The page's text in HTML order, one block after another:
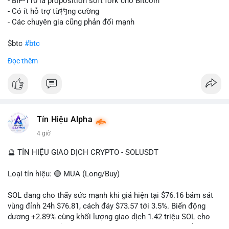
gây sốc thanh khoản tức thời, nhưng vẫn đủ sức tạo biến động
tâm lý ngắn hạn nếu hướng đến sàn tập trung.
Lời khuyên cho nhà đầu tư nhỏ lẻ:
hướng đi của dòng tiền. Tránh hành động theo cảm xúc, ưu
rõ ràng về đích đến của số BTC này.
#dongtienlon
- Có ít hỗ trợ từ礿ng cường
- Các chuyên gia cũng phản đối mạnh
$btc #btc
#vlikevn
📰 Nguồn: CoinDesk
Đọc thêm
Tín Hiệu Alpha
4 giờ
🔮 TÍN HIỆU GIAO DỊCH CRYPTO - SOLUSDT
Loại tín hiệu: 🟢 MUA (Long/Buy)
SOL đang cho thấy sức mạnh khi giá hiện tại $76.16 bám sát
vùng đỉnh 24h $76.81, cách đáy $73.57 tới 3.5%. Biến động
dương +2.89% cùng khối lượng giao dịch 1.42 triệu SOL cho